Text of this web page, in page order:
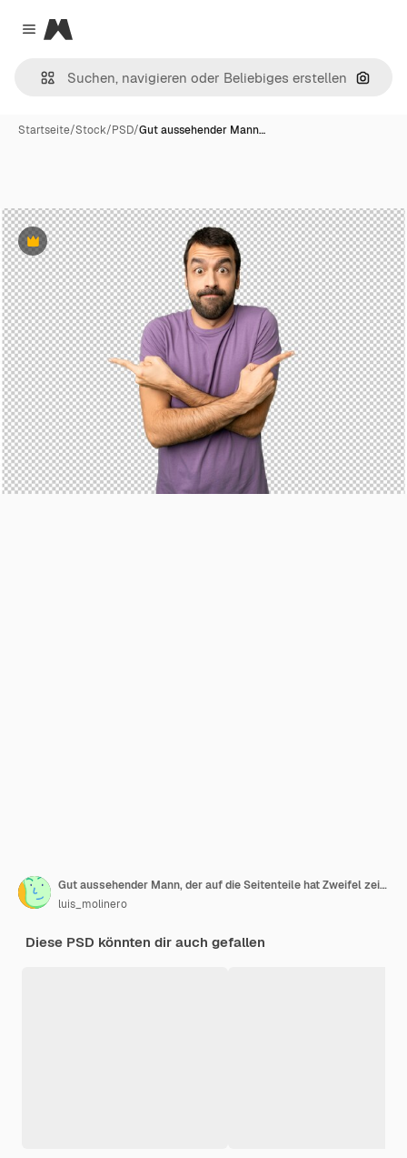
Close menu
Magnific
Nach
Startseite/Stock/PSD/Gut aussehender Mann…
Premium
Gut aussehender Mann, der auf die Seitenteile hat Zweifel zeigt
luis_molinero
Diese PSD könnten dir auch gefallen